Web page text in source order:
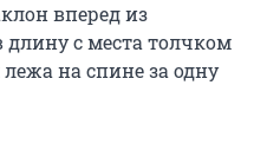
вперед из
с места толчком
на спине за одну